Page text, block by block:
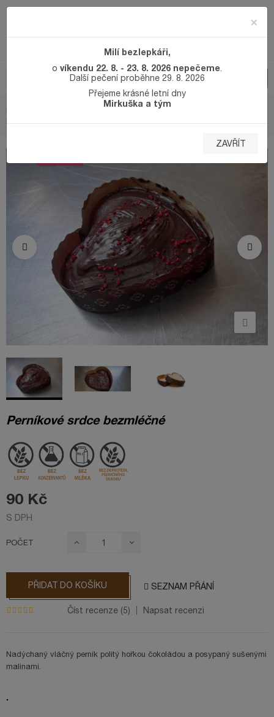
×
Milí bezlepkáři,
o víkendu 22. 8. - 23. 8. 2026 nepečeme
Další pečení proběhne 29. 8. 2026
Přejeme krásné letní dny
Mirkuška a tým
ZAVŘÍT
SLADKÉ BEZLEPKOVÉ PEČIVO
BEZMLÉČNÉ
Perníkové srdce bezmléčné
90 Kč
S DPH
POČET
PŘIDAT DO KOŠÍKU SEZNAM PŘÁNÍ
Číst recenze (5) Napsat recenzi
Nadýchaný vláčný perník politý hořkou čokoládou a posypaný sušenými
malinami.
.